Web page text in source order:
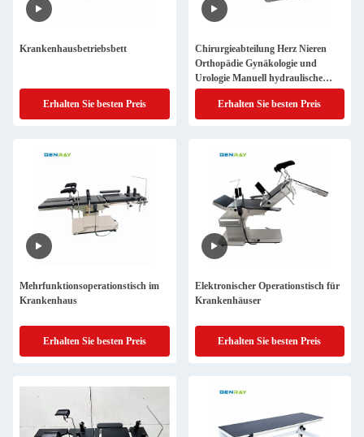
Krankenhausbetriebsbett
Erhalten Sie besten Preis
Chirurgieabteilung Herz Nieren
Orthopädie Gynäkologie und
Urologie Manuell hydraulische
seitlich gesteuerte Operationstisch
Erhalten Sie besten Preis
Mehrfunktionsoperationstisch im
Krankenhaus
Erhalten Sie besten Preis
Elektronischer Operationstisch für
Krankenhäuser
Erhalten Sie besten Preis